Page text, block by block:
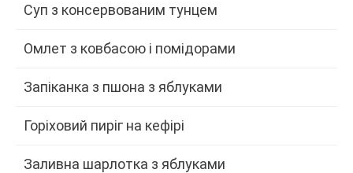
Суп з консервованим тунцем
Омлет з ковбасою і помідорами
Запіканка з пшона з яблуками
Горіховий пиріг на кефірі
Заливна шарлотка з яблуками